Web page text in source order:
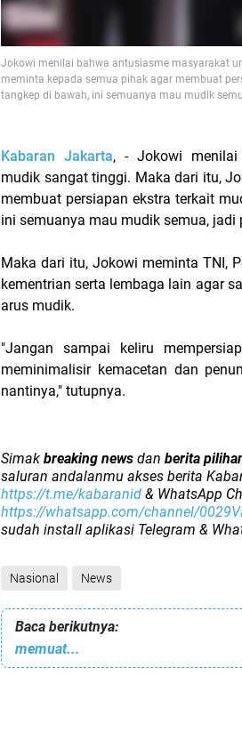
Jokowi menilai bahwa antusiasme masyarakat
meminta kepada semua pihak agar membuat
tangkep di bawah, ini semuanya mau mudik
Kabaran Jakarta, - Jokowi menilai
mudik sangat tinggi. Maka dari itu,
membuat persiapan ekstra terkait
ini semuanya mau mudik semua, jadi
Maka dari itu, Jokowi meminta TNI,
kementrian serta lembaga lain agar
arus mudik.
"Jangan sampai keliru
meminimalisir kemacetan dan
nantinya," tutupnya.
Simak breaking news dan berita
saluran andalanmu akses berita
https://t.me/kabaranid & WhatsApp
https://whatsapp.com/channel/
sudah install aplikasi Telegram &
Nasional News
Baca berikutnya:
memuat...